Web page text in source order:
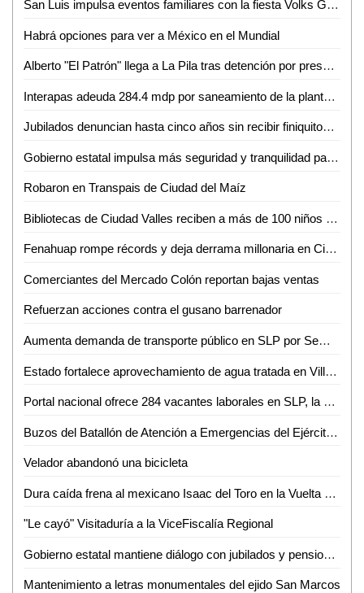
San Luis impulsa eventos familiares con la fiesta Volks Girls
Habrá opciones para ver a México en el Mundial
Alberto "El Patrón" llega a La Pila tras detención por presuntas agresiones
Interapas adeuda 284.4 mdp por saneamiento de la planta de aguas residuales Tanque Tenorio
Jubilados denuncian hasta cinco años sin recibir finiquitos en SLP
Gobierno estatal impulsa más seguridad y tranquilidad para las y los potosinos
Robaron en Transpais de Ciudad del Maíz
Bibliotecas de Ciudad Valles reciben a más de 100 niños en sus talleres de primavera
Fenahuap rompe récords y deja derrama millonaria en Ciudad Valles: David Medina
Comerciantes del Mercado Colón reportan bajas ventas
Refuerzan acciones contra el gusano barrenador
Aumenta demanda de transporte público en SLP por Semana Santa y Pascua
Estado fortalece aprovechamiento de agua tratada en Villa de Reyes
Portal nacional ofrece 284 vacantes laborales en SLP, la mayoría en la capital
Buzos del Batallón de Atención a Emergencias del Ejército Mexicano rescatan a un minero en el municipio de El Rosario, Sin.
Velador abandonó una bicicleta
Dura caída frena al mexicano Isaac del Toro en la Vuelta al País Vasco
"Le cayó" Visitaduría a la ViceFiscalía Regional
Gobierno estatal mantiene diálogo con jubilados y pensionados
Mantenimiento a letras monumentales del ejido San Marcos